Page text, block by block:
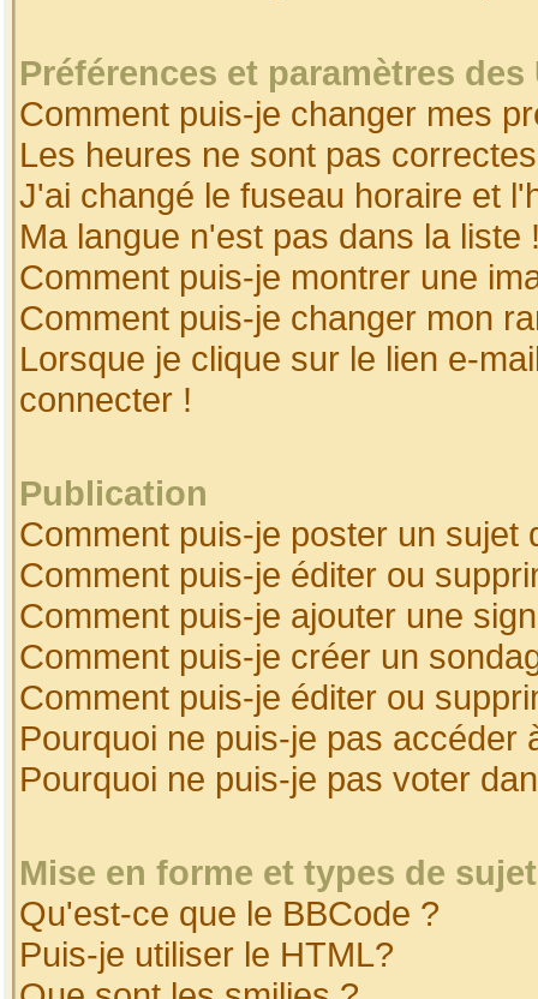
Préférences et paramètres
Comment puis-je changer mes
Les heures ne sont pas
J'ai changé le fuseau horaire et
Ma langue n'est pas dans la liste
Comment puis-je montrer une
Comment puis-je changer mon
Lorsque je clique sur le lien e-
connecter !
Publication
Comment puis-je poster un sujet
Comment puis-je éditer ou
Comment puis-je ajouter une
Comment puis-je créer un
Comment puis-je éditer ou
Pourquoi ne puis-je pas accéder
Pourquoi ne puis-je pas voter
Mise en forme et types de
Qu'est-ce que le BBCode ?
Puis-je utiliser le HTML?